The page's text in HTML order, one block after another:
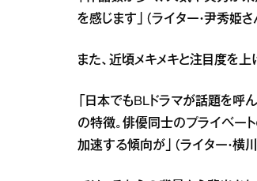
を感じます」（ライター・尹秀姫さ
また、近頃メキメキと注目度を上
「日本でもBLドラマが話題を
の特徴。俳優同士のプライベー
加速する傾向が」（ライター・横